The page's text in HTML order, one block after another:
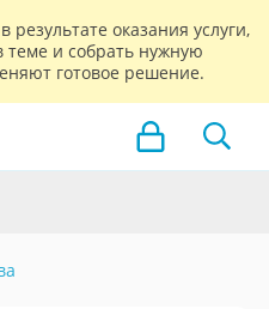
оказания услуги,
теме и собрать нужную
готовое решение.